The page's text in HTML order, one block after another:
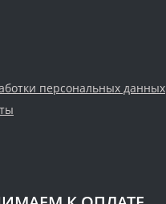
персональных данных